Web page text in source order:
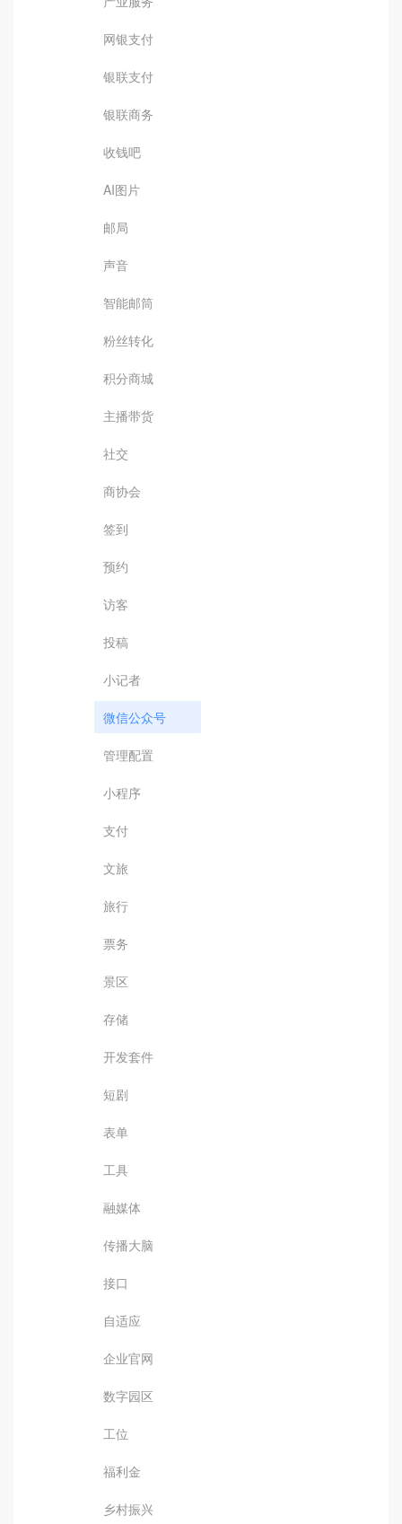
网银支付
银联支付
银联商务
收钱吧
AI图片
邮局
声音
智能邮筒
粉丝转化
积分商城
主播带货
社交
商协会
签到
预约
访客
投稿
小记者
微信公众号
管理配置
小程序
支付
文旅
旅行
票务
景区
存储
开发套件
短剧
表单
工具
融媒体
传播大脑
接口
自适应
企业官网
数字园区
工位
福利金
乡村振兴